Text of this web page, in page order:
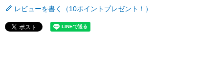
レビューを書く（10ポイントプレゼント！）